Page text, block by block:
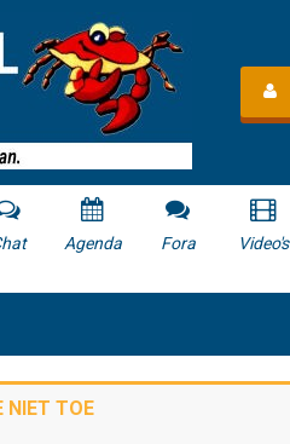
Agenda Fora Video's
NIET TOE